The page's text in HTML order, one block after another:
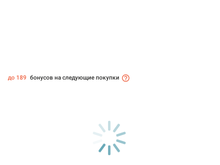
до 189 бонусов на следующие покупки